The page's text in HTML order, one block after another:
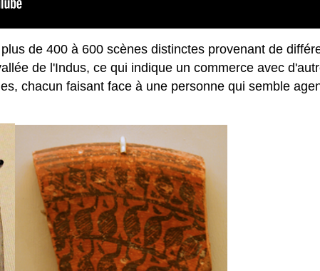
de 400 à 600 scènes distinctes provenant de
de l'Indus, ce qui indique un commerce avec
chacun faisant face à une personne qui semble